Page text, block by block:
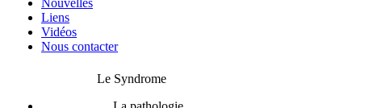
Nouvelles
Liens
Vidéos
Nous contacter
Le Syndrome